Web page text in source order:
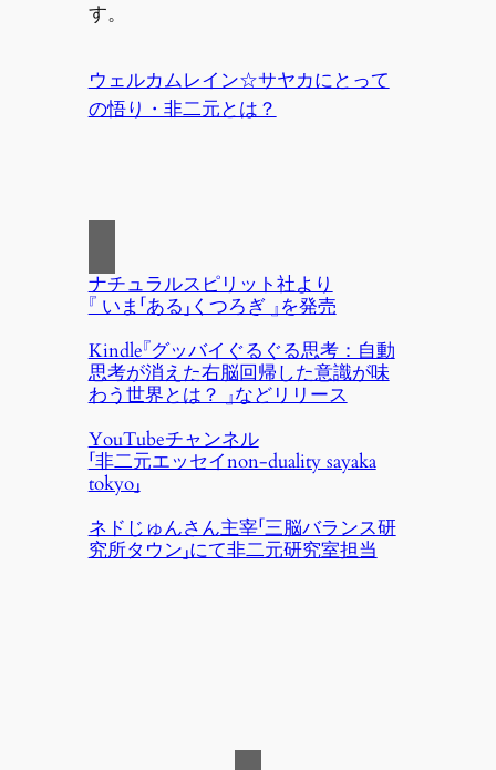
す。
ウェルカムレイン☆サヤカにとって
の悟り・非二元とは？
ナチュラルスピリット社より
『 いま「ある」くつろぎ 』を発売
Kindle『グッバイぐるぐる思考：自動
思考が消えた右脳回帰した意識が味
わう世界とは？ 』などリリース
YouTubeチャンネル
「非二元エッセイnon-duality sayaka
tokyo」
ネドじゅんさん主宰「三脳バランス研
究所タウン」にて非二元研究室担当